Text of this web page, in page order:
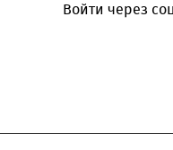
Войти через